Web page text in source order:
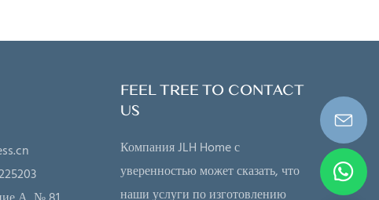
FEEL TREE TO CONTACT
US
Компания JLH Home с
уверенностью может сказать, что
наши услуги по изготовлению